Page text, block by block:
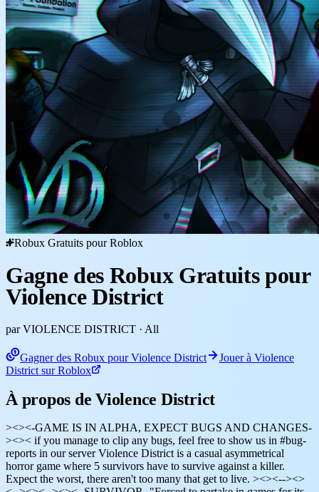
Robux Gratuits pour Roblox
Gagne des Robux Gratuits pour
Violence District
par VIOLENCE DISTRICT · All
Gagner des Robux pour Violence District
Jouer à Violence
District sur Roblox
À propos de Violence District
><><-GAME IS IN ALPHA, EXPECT BUGS AND CHANGES-
><>< if you manage to clip any bugs, feel free to show us in #bug-
reports in our server Violence District is a casual asymmetrical
horror game where 5 survivors have to survive against a killer.
Expect the worst, there aren't too many that get to live. ><><--><>